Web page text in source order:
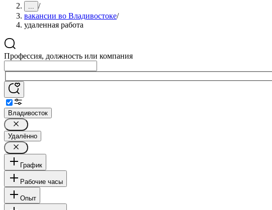
... /
вакансии во Владивостоке/
удаленная работа
Профессия, должность или компания
Владивосток
Удалённо
График
Рабочие часы
Опыт